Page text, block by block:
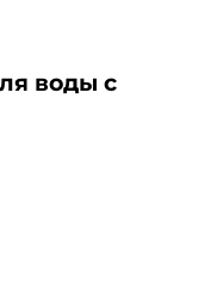
воды с